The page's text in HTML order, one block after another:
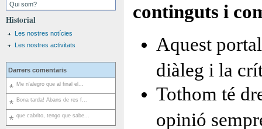
Qui som?
Historial
Les nostres notícies
Les nostres activitats
Darrers comentaris
Me n'alegro que al final el...
Bona tarda! Abans de res f...
que cabrito, tengo que sabe...
continguts i
Aquest
diàleg i la
Tothom té
opinió